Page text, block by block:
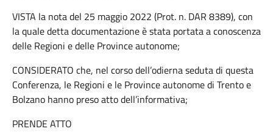
VISTA la nota del 25 maggio 2022 (Prot. n. DAR 8389), con
la quale detta documentazione è stata portata a conoscenza
delle Regioni e delle Province autonome;
CONSIDERATO che, nel corso dell’odierna seduta di questa
Conferenza, le Regioni e le Province autonome di Trento e
Bolzano hanno preso atto dell’informativa;
PRENDE ATTO